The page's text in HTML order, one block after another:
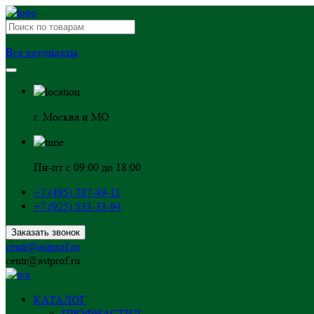
Все результаты
г. Москва и МО
Пн-пт с 09:00 до 18:00
+7 (495) 787-49-11
+7 (925) 533-33-94
Заказать звонок
centr@astprof.ru
centr@astprof.ru
КАТАЛОГ